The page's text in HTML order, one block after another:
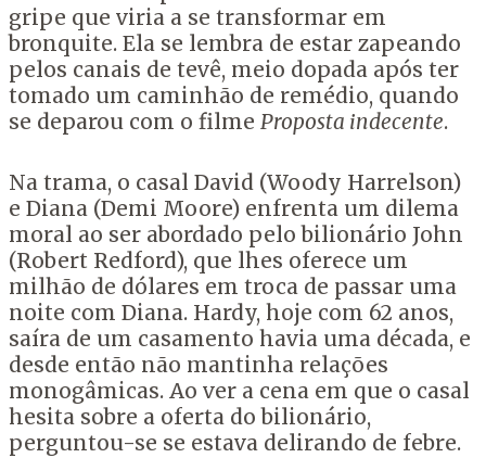
gripe que viria a se transformar em
bronquite. Ela se lembra de estar zapeando
pelos canais de tevê, meio dopada após ter
tomado um caminhão de remédio, quando
se deparou com o filme Proposta indecente.
Na trama, o casal David (Woody Harrelson)
e Diana (Demi Moore) enfrenta um dilema
moral ao ser abordado pelo bilionário John
(Robert Redford), que lhes oferece um
milhão de dólares em troca de passar uma
noite com Diana. Hardy, hoje com 62 anos,
saíra de um casamento havia uma década, e
desde então não mantinha relações
monogâmicas. Ao ver a cena em que o casal
hesita sobre a oferta do bilionário,
perguntou-se se estava delirando de febre.